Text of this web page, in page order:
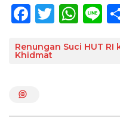
F
e
o
T
itt
W
at
p
Li
e
Renungan Suci HUT
Khidmat